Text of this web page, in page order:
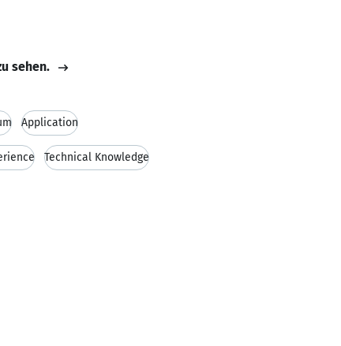
sehen.
Application
Technical Knowledge